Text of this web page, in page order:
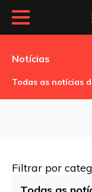
Notícias
Todas as notícias
Filtrar por